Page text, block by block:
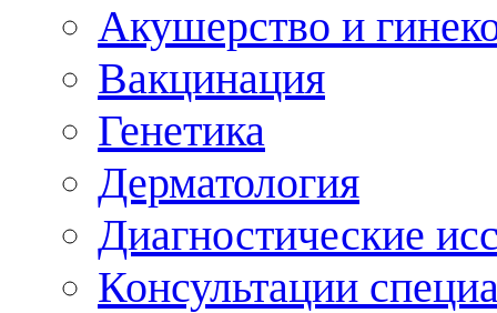
Акушерство и
Вакцинация
Генетика
Дерматология
Диагностические
Консультации